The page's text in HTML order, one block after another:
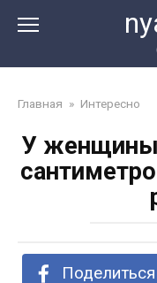
Главная » Интересно
У